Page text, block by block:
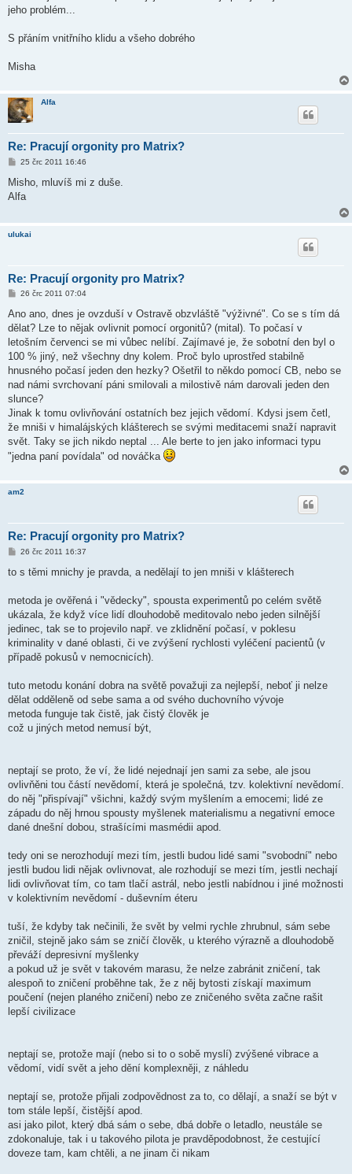
jeho problém...
S přáním vnitřního klidu a všeho dobrého
Misha
Alfa
Re: Pracují orgonity pro Matrix?
P
í
p
k
25 črc 2011 16:46
Misho, mluvíš mi z duše.
Alfa
ulukai
Re: Pracují orgonity pro Matrix?
P
í
p
ě
e
k
26 črc 2011 07:04
Ano ano, dnes je ovzduší v Ostravě obzvláště "výživné". Co se s tím dá
dělat? Lze to nějak ovlivnit pomocí orgonitů? (mital). To počasí v
letošním červenci se mi vůbec nelíbí. Zajímavé je, že sobotní den byl o
100 % jiný, než všechny dny kolem. Proč bylo uprostřed stabilně
hnusného počasí jeden den hezky? Ošetřil to někdo pomocí CB, nebo se
nad námi svrchovaní páni smilovali a milostivě nám darovali jeden den
slunce?
Jinak k tomu ovlivňování ostatních bez jejich vědomí. Kdysi jsem četl,
že mniši v himalájských klášterech se svými meditacemi snaží napravit
svět. Taky se jich nikdo neptal ... Ale berte to jen jako informaci typu
"jedna paní povídala" od nováčka
am2
Re: Pracují orgonity pro Matrix?
P
ě
e
k
26 črc 2011 16:37
to s těmi mnichy je pravda, a nedělají to jen mniši v klášterech
metoda je ověřená i "vědecky", spousta experimentů po celém světě
ukázala, že když více lidí dlouhodobě meditovalo nebo jeden silnější
jedinec, tak se to projevilo např. ve zklidnění počasí, v poklesu
kriminality v dané oblasti, či ve zvýšení rychlosti vyléčení pacientů (v
případě pokusů v nemocnicích).
tuto metodu konání dobra na světě považuji za nejlepší, neboť ji nelze
dělat odděleně od sebe sama a od svého duchovního vývoje
metoda funguje tak čistě, jak čistý člověk je
což u jiných metod nemusí být,
neptají se proto, že ví, že lidé nejednají jen sami za sebe, ale jsou
ovlivňěni tou částí nevědomí, která je společná, tzv. kolektivní nevědomí.
do něj "přispívají" všichni, každý svým myšlením a emocemi; lidé ze
západu do něj hrnou spousty myšlenek materialismu a negativní emoce
dané dnešní dobou, strašícími masmédii apod.
tedy oni se nerozhodují mezi tím, jestli budou lidé sami "svobodní" nebo
jestli budou lidi nějak ovlivnovat, ale rozhodují se mezi tím, jestli nechají
lidi ovlivňovat tím, co tam tlačí astrál, nebo jestli nabídnou i jiné možnosti
v kolektivním nevědomí - duševním éteru
tuší, že kdyby tak nečinili, že svět by velmi rychle zhrubnul, sám sebe
zničil, stejně jako sám se zničí člověk, u kterého výrazně a dlouhodobě
převáží depresivní myšlenky
a pokud už je svět v takovém marasu, že nelze zabránit zničení, tak
alespoň to zničení proběhne tak, že z něj bytosti získají maximum
poučení (nejen planého zničení) nebo ze zničeného světa začne rašit
lepší civilizace
neptají se, protože mají (nebo si to o sobě myslí) zvýšené vibrace a
vědomí, vidí svět a jeho dění komplexněji, z náhledu
neptají se, protože přijali zodpovědnost za to, co dělají, a snaží se být v
tom stále lepší, čistější apod.
asi jako pilot, který dbá sám o sebe, dbá dobře o letadlo, neustále se
zdokonaluje, tak i u takového pilota je pravděpodobnost, že cestující
doveze tam, kam chtěli, a ne jinam či nikam